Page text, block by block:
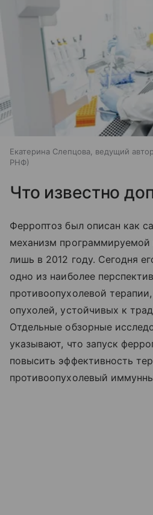
Екатерина Слепцова, ведущий
РНФ
Что известно
Ферроптоз был описан как
механизм программируемой
лишь в 2012 году. Сегодня
одно из наиболее
противоопухолевой
опухолей, устойчивых к
Отдельные обзорные
указывают, что запуск
повысить эффективность
противоопухолевый